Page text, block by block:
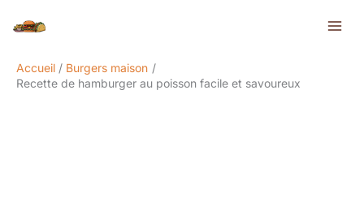
Accueil
Burgers maison
Recette de hamburger au poisson facile et savoureux